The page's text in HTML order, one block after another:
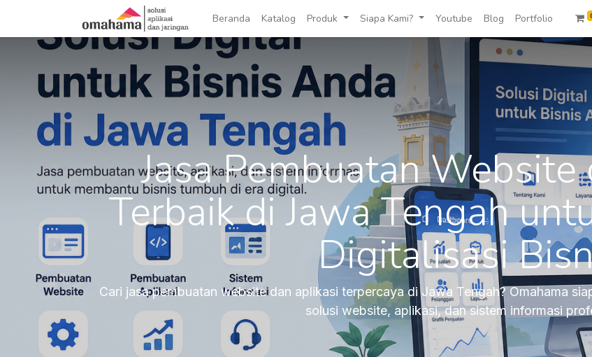
Beranda Katalog Produk Siapa Kami? Youtube Blog Portfolio
Jasa Pembuatan
Terbaik di Jawa Tengah
Digitalisasi
Cari jasa pembuatan website dan aplikasi terpercaya di Jawa Tengah? Omahama
solusi website, aplikasi, dan sistem informasi